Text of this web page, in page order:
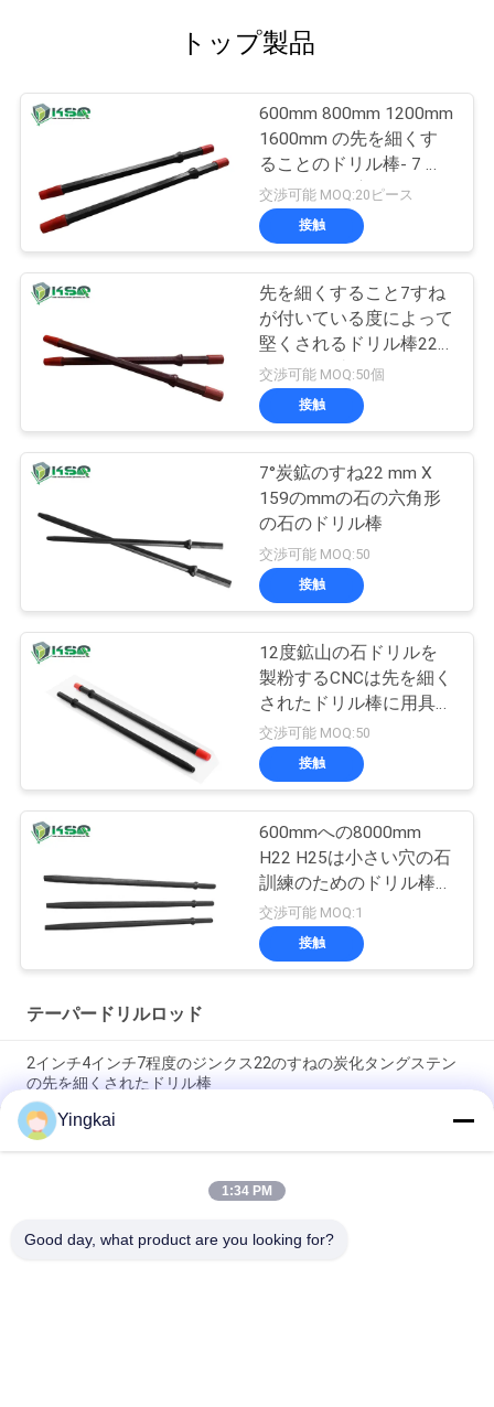
トップ製品
600mm 800mm 1200mm
1600mm の先を細くす
ることのドリル棒- 7 つ
の 11 の 12 度
交渉可能 MOQ:20ピース
接触
先を細くすること7すね
が付いている度によって
堅くされるドリル棒22 x
108mmの直径600mm-
6000mm
交渉可能 MOQ:50個
接触
7°炭鉱のすね22 mm X
159のmmの石の六角形
の石のドリル棒
交渉可能 MOQ:50
接触
12度鉱山の石ドリルを
製粉するCNCは先を細く
されたドリル棒に用具を
使う
交渉可能 MOQ:50
接触
600mmへの8000mm
H22 H25は小さい穴の石
訓練のためのドリル棒の
先を細くした
交渉可能 MOQ:1
接触
テーパードリルロッド
2インチ4インチ7程度のジンクス22のすねの炭化タングステン
の先を細くされたドリル棒
用具によって先を細くされるドリル棒7 11および12の切り出す
こと程度の耐久の六角形の石
11程度610mm-8000mmの長さ鉱山の石の六角形の空の鋼鉄先
Yingkai
1:34 PM
Good day, what product are you looking for?